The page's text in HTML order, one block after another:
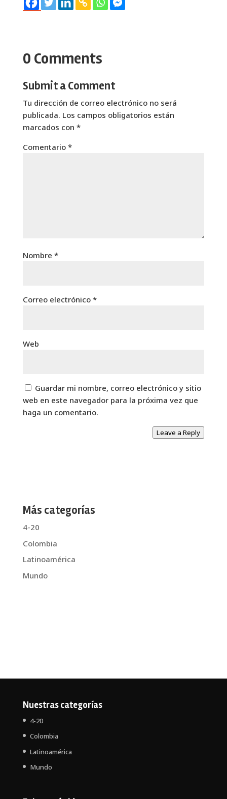
0 Comments
Submit a Comment
Tu dirección de correo electrónico no será
publicada. Los campos obligatorios están
marcados con *
Comentario *
Nombre *
Correo electrónico *
Web
Guardar mi nombre, correo electrónico y sitio
web en este navegador para la próxima vez que
haga un comentario.
Leave a Reply
Más categorías
4-20
Colombia
Latinoamérica
Mundo
Nuestras categorías
4-20
Colombia
Latinoamérica
Mundo